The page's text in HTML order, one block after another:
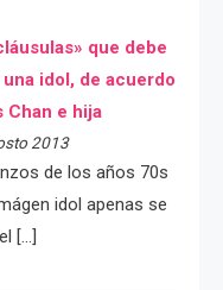
que debe
idol, de acuerdo
Chan e hija
2013
de los años 70s
idol apenas se
[…]